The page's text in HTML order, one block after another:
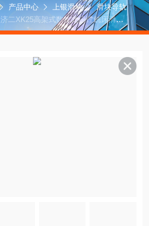
产品中心 上银滑块
滑块导轨
二XK25高架式数控龙门镗铣床滑块R